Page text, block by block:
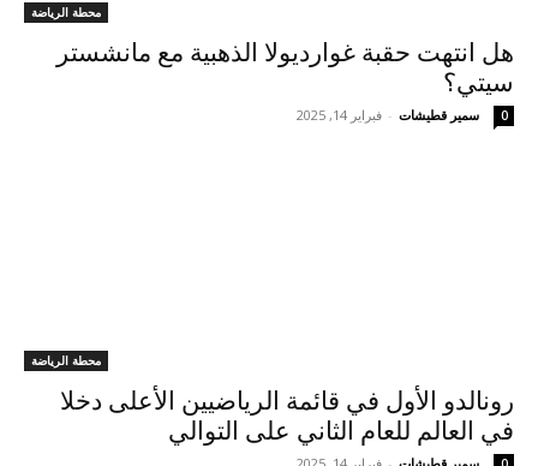
محطة الرياضة
هل انتهت حقبة غوارديولا الذهبية مع مانشستر
سيتي؟
سمير قطيشات - فبراير 14, 2025 0
محطة الرياضة
رونالدو الأول في قائمة الرياضيين الأعلى دخلا
في العالم للعام الثاني على التوالي